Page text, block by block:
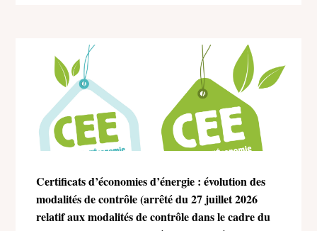
Certificats d’économies d’énergie : évolution des
modalités de contrôle (arrêté du 27 juillet 2026
relatif aux modalités de contrôle dans le cadre du